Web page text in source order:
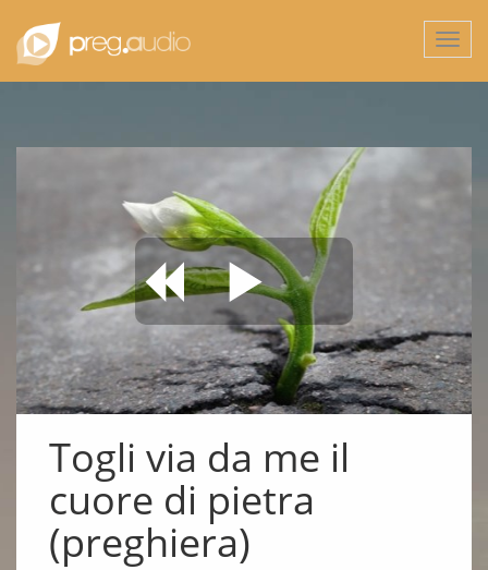
Togli via da me il
cuore di pietra
(preghiera)